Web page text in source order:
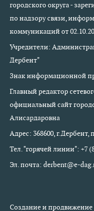
городского округа -
по надзору связи,
коммуникаций от
Учредители:
Дербент"
Знак информационной
Главный редактор
официальный сайт
Алисардаровна
Адрес: 368600, г.Дербент,
Тел. "горячей линии": +7
Эл. почта: derbent@e-
Создание и продвижение